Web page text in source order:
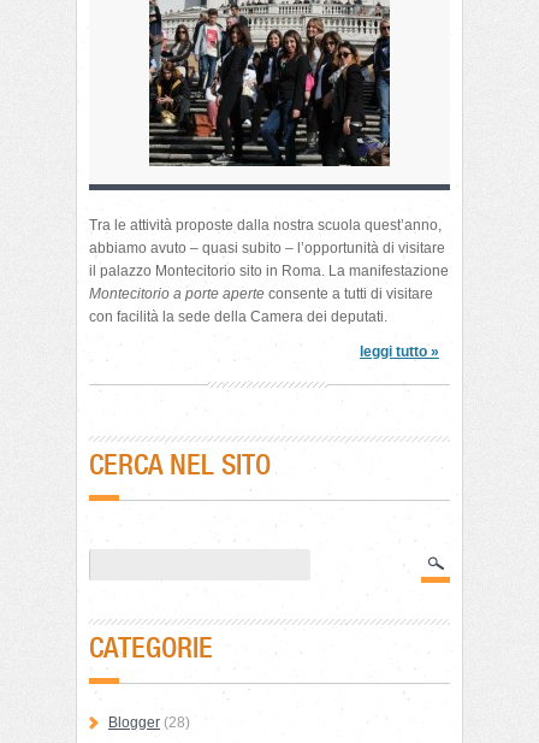
Tra le attività proposte dalla nostra scuola quest’anno,
abbiamo avuto – quasi subito – l’opportunità di visitare
il palazzo Montecitorio sito in Roma. La manifestazione
Montecitorio a porte aperte consente a tutti di visitare
con facilità la sede della Camera dei deputati.
leggi tutto »
CERCA NEL SITO
CATEGORIE
Blogger (28)